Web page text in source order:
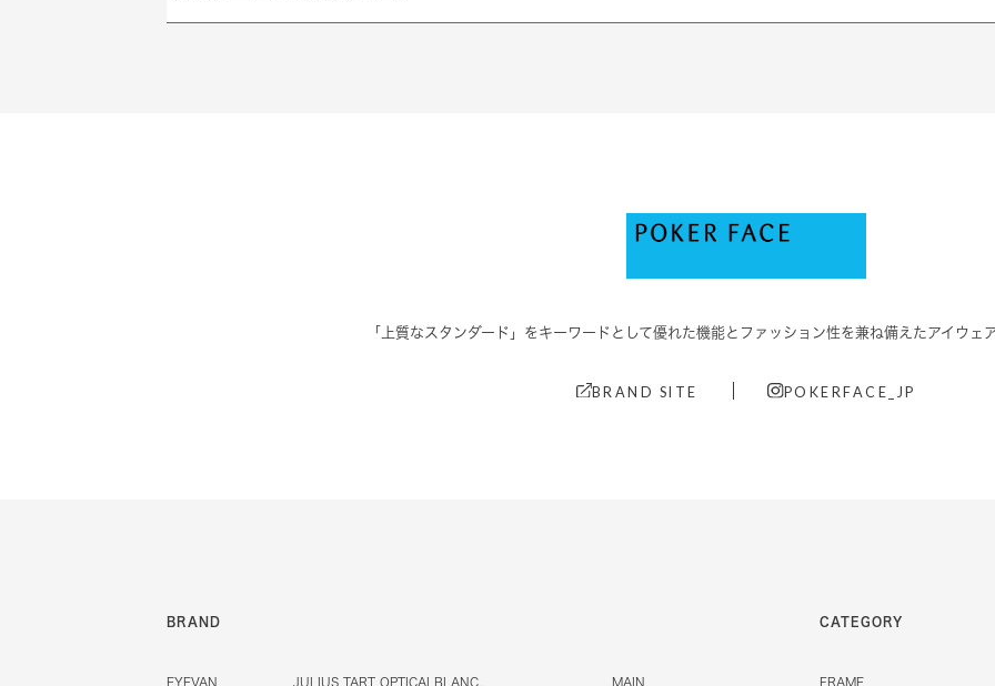
「上質なスタンダード」をキーワードとして優れた機能と ファッション性を兼ね備えたアイウェ
BRAND SITE POKERFACE_JP
BRAND
EYEVAN JULIUS TART OPTICAL BLANC.. MAIN
CATEGORY
FRAME